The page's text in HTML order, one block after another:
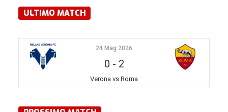
ULTIMO MATCH
24 Mag 2026
0 - 2
Verona vs Roma